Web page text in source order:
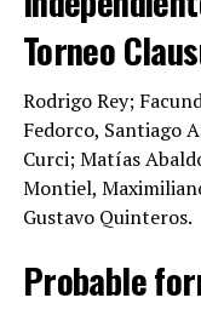
Torneo
Rodrigo Rey;
Fedorco, Santiago
Curci; Matías
Montiel,
Gustavo Quinteros.
Probable